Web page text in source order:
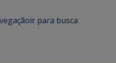
ir para busca